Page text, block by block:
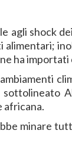
agli shock
ha importati
sottolineato
africana.
minare